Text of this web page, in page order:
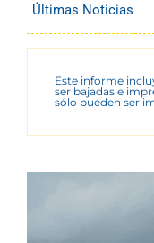
Últimas Noticias
Este informe
ser bajadas e
sólo pueden ser